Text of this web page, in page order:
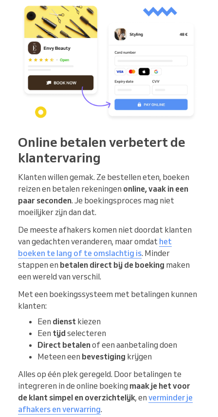
Online betalen verbetert de
klantervaring
Klanten willen gemak. Ze bestellen eten, boeken
reizen en betalen rekeningen online, vaak in een
paar seconden. Je boekingsproces mag niet
moeilijker zijn dan dat.
De meeste afhakers komen niet doordat klanten
van gedachten veranderen, maar omdat het
boeken te lang of te omslachtig is. Minder
stappen en betalen direct bij de boeking maken
een wereld van verschil.
Met een boekingssysteem met betalingen kunnen
klanten:
Een dienst kiezen
Een tijd selecteren
Direct betalenof een aanbetaling doen
Meteen een bevestiging krijgen
Alles op één plek geregeld. Door betalingen te
integreren in de online boeking maak je het voor
de klant simpel en overzichtelijk, en verminder je
afhakers en verwarring.